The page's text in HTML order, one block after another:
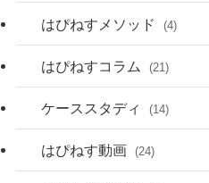
はぴねすメソッド (4)
はぴねすコラム (21)
ケーススタディ (14)
はぴねす動画 (24)